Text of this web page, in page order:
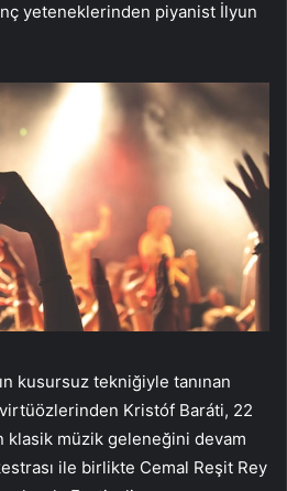
yeteneklerinden piyanist İlyun
kusursuz tekniğiyle tanınan
virtüözlerinden Kristóf Baráti, 22
klasik müzik geleneğini devam
ile birlikte Cemal Reşit Rey